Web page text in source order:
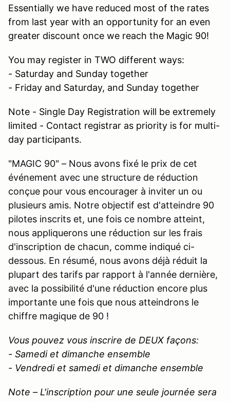
Essentially we have reduced most of the rates
from last year with an opportunity for an even
greater discount once we reach the Magic 90!
You may register in TWO different ways:
- Saturday and Sunday together
- Friday and Saturday, and Sunday together
Note - Single Day Registration will be extremely
limited - Contact registrar as priority is for multi-
day participants.
"MAGIC 90" – Nous avons fixé le prix de cet
événement avec une structure de réduction
conçue pour vous encourager à inviter un ou
plusieurs amis. Notre objectif est d'atteindre 90
pilotes inscrits et, une fois ce nombre atteint,
nous appliquerons une réduction sur les frais
d'inscription de chacun, comme indiqué ci-
dessous. En résumé, nous avons déjà réduit la
plupart des tarifs par rapport à l'année dernière,
avec la possibilité d'une réduction encore plus
importante une fois que nous atteindrons le
chiffre magique de 90 !
Vous pouvez vous inscrire de DEUX façons:
- Samedi et dimanche ensemble
- Vendredi et samedi et dimanche ensemble
Note – L'inscription pour une seule journée sera